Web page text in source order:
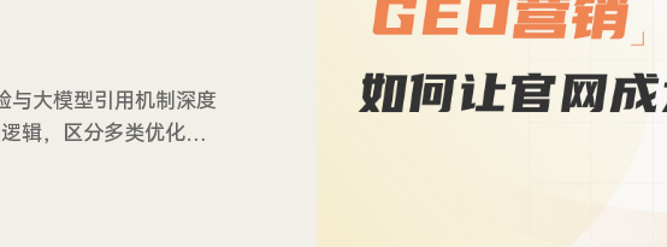
与大模型引用机制深度
辑，区分多类优化概
官网